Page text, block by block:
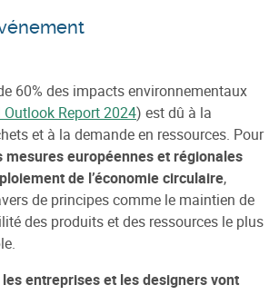
60% des impacts environnementaux
Outlook Report 2024) est dû à la
et à la demande en ressources. Pour
mesures européennes et régionales
de l’économie circulaire,
de principes comme le maintien de
des produits et des ressources le plus
les entreprises et les designers vont